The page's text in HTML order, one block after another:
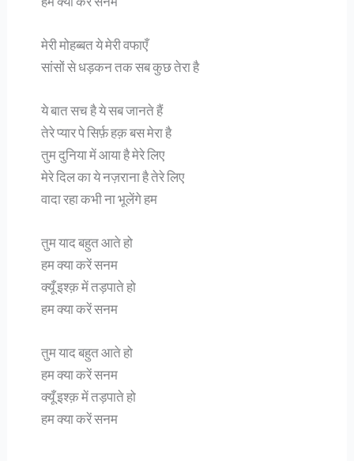
मेरी मोहब्बत ये मेरी वफाएँ
सांसों से धड़कन तक सब कुछ तेरा है
ये बात सच है ये सब जानते हैं
तेरे प्यार पे सिर्फ़ हक़ बस मेरा है
तुम दुनिया में आया है मेरे लिए
मेरे दिल का ये नज़राना है तेरे लिए
वादा रहा कभी ना भूलेंगे हम
तुम याद बहुत आते हो
हम क्या करें सनम
क्यूँ इश्क़ में तड़पाते हो
हम क्या करें सनम
तुम याद बहुत आते हो
हम क्या करें सनम
क्यूँ इश्क़ में तड़पाते हो
हम क्या करें सनम